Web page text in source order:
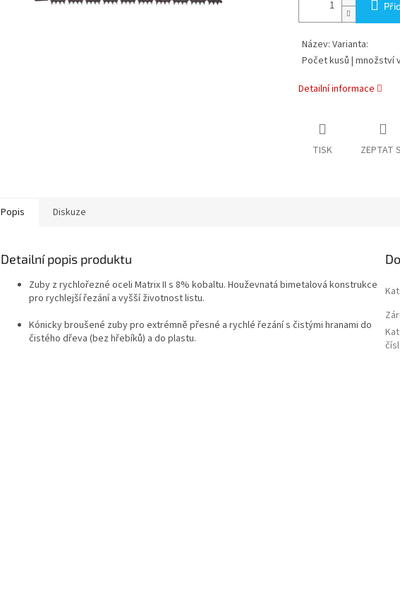
Název: Varianta:
Počet kusů | množství
Detailní informace
TISK ZEPTAT
Popis Diskuze
Detailní popis produktu
Zuby z rychlořezné oceli Matrix II s 8% kobaltu. Houževnatá bimetalová konstrukce
pro rychlejší řezání a vyšší životnost listu.
Kónicky broušené zuby pro extrémně přesné a rychlé řezání s čistými hranami do
čistého dřeva (bez hřebíků) a do plastu.